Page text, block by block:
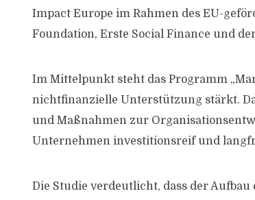
Impact Europe im Rahmen des EU-
Foundation, Erste Social Finance und
Im Mittelpunkt steht das Programm
nichtfinanzielle Unterstützung stärkt.
und Maßnahmen zur
Unternehmen investitionsreif und
Die Studie verdeutlicht, dass der